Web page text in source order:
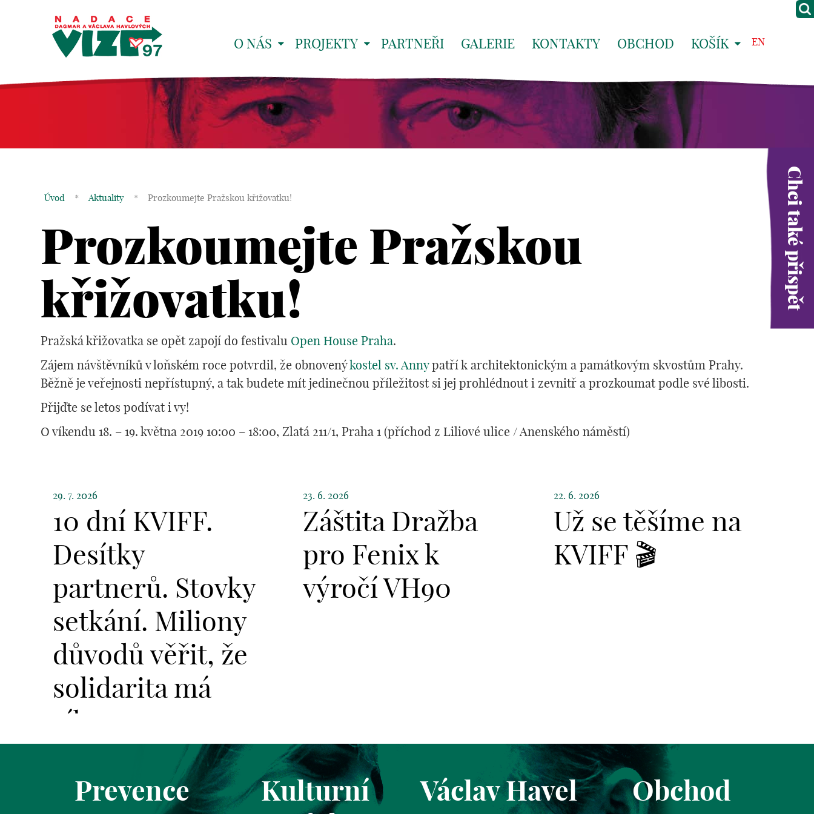
O NÁS PROJEKTY PARTNEŘI GALERIE KONTAKTY OBCHOD KOŠÍK EN
Chci také přispět
Úvod * Aktuality * Prozkoumejte Pražskou křižovatku!
Prozkoumejte Pražskou
křižovatku!
Pražská křižovatka se opět zapojí do festivalu Open House Praha.
Zájem návštěvníků v loňském roce potvrdil, že obnovenýkostel sv. Annypatří k architektonickým a památkovým skvostům Prahy.
Běžně je veřejnosti nepřístupný, a tak budete mít jedinečnou příležitost si jej prohlédnout i zevnitř a prozkoumat podle své libosti.
Přijďte se letos podívat i vy!
O víkendu 18. – 19. května 2019 10:00 – 18:00, Zlatá 211/1, Praha 1 (příchod z Liliové ulice / Anenského náměstí)
29. 7. 2026
10 dní KVIFF.
Desítky
partnerů. Stovky
setkání. Miliony
důvodů věřit, že
solidarita má
sílu.
23. 6. 2026
Záštita Dražba
pro Fenix k
výročí VH90
22. 6. 2026
Už se těšíme na
KVIFF 🎬
Prevence
Kulturní
Václav Havel Obchod